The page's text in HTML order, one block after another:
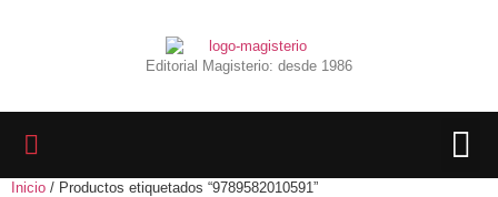
Editorial Magisterio: desde 1986
Inicio / Productos etiquetados “9789582010591”